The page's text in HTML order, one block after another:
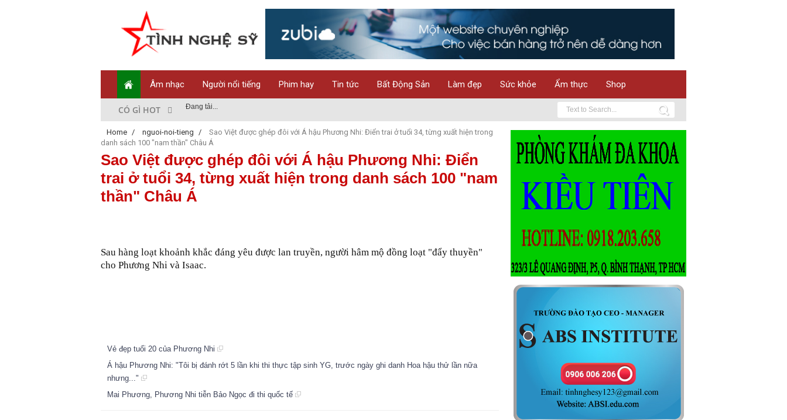
Âm nhạc Người nổi tiếng Phim hay Tin tức Bất Động Sản Làm đẹp Sức khỏe Ẩm thực Shop
CÓ GÌ HOT Đang tải...
Home / nguoi-noi-tieng /
Sao Việt được ghép đôi với Á hậu Phương Nhi: Điển trai ở tuổi 34, từng xuất hiện trong
danh sách 100 "nam thần" Châu Á
Sao Việt được ghép đôi với Á hậu Phương Nhi: Điển
trai ở tuổi 34, từng xuất hiện trong danh sách 100 "nam
thần" Châu Á
Sau hàng loạt khoảnh khắc đáng yêu được lan truyền, người hâm mộ đồng loạt "đẩy thuyền"
cho Phương Nhi và Isaac.
Vẻ đẹp tuổi 20 của Phương Nhi
Á hậu Phương Nhi: "Tôi bị đánh rớt 5 lần khi thi thực tập sinh YG, trước ngày ghi danh Hoa hậu thử lần nữa
nhưng..."
Mai Phương, Phương Nhi tiễn Bảo Ngọc đi thi quốc tế